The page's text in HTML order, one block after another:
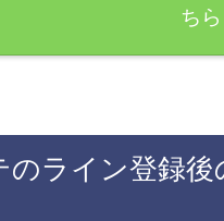
ちら
のライン登録